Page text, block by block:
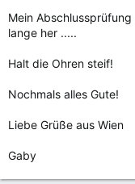
Mein
lange her .....
Halt die Ohren steif!
Nochmals alles Gute!
Liebe Grüße aus Wien
Gaby